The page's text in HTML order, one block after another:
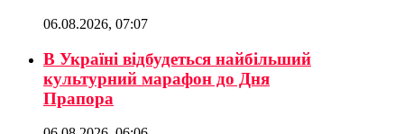
06.08.2026, 07:07
В Україні відбудеться найбільший
культурний марафон до Дня
Прапора